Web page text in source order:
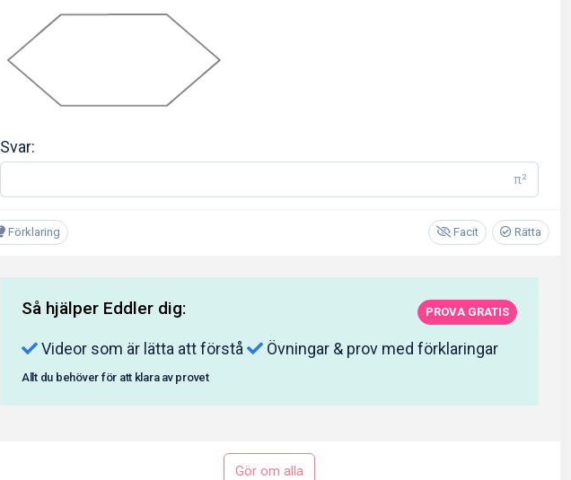
Svar:
π²
Förklaring Rätta
Facit
PROVA GRATIS
Så hjälper Eddler dig:
Videor som är lätta att förstå Övningar & prov med förklaringar
Allt du behöver för att klara av provet
Gör om alla